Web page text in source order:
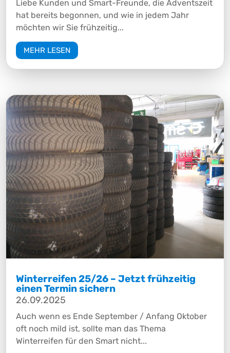
Liebe Kunden und Smart-Freunde, die Adventszeit
hat bereits begonnen, und wie in jedem Jahr
möchten wir Sie frühzeitig...
MEHR LESEN
Winterreifen 25/26 – Jetzt frühzeitig
einen Termin sichern
26.09.2025
Auch wenn es Ende September / Anfang Oktober
oft noch mild ist, sollte man das Thema
Winterreifen für den Smart nicht...